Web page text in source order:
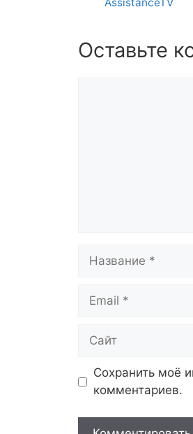
Оставьте
Название
Email
Сайт
Сохранить моё
комментариев.